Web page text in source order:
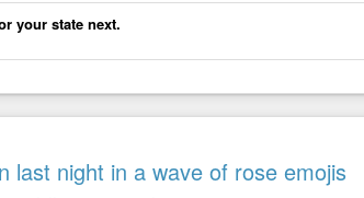
your state next.
last night in a wave of rose emojis